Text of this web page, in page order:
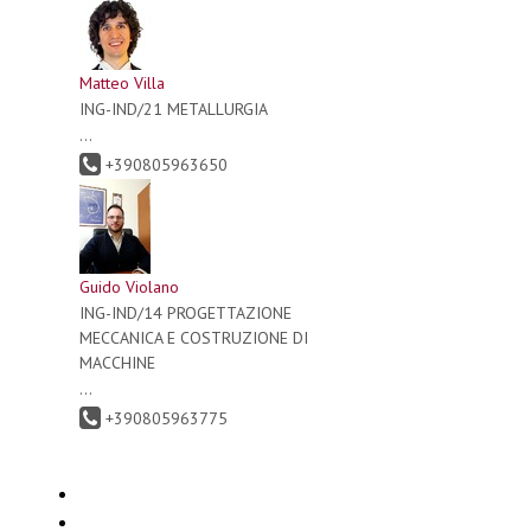
Matteo Villa
ING-IND/21 METALLURGIA
...
+390805963650
Guido Violano
ING-IND/14 PROGETTAZIONE
MECCANICA E COSTRUZIONE DI
MACCHINE
...
+390805963775